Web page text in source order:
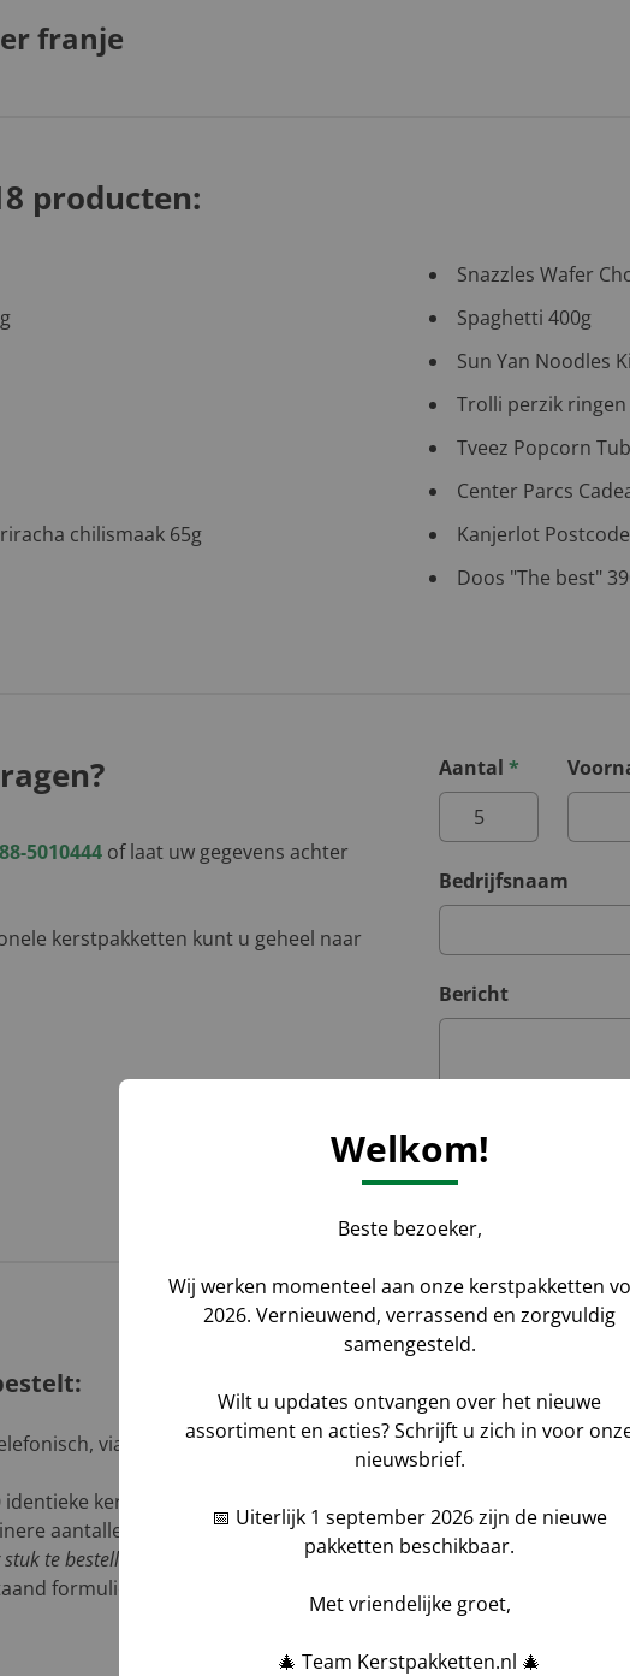
franje
producten:
chilismaak 65g
Snazzles Wafer
Spaghetti 400g
Sun Yan Noodles
Trolli perzik ringen
Tveez Popcorn
Center Parcs
Kanjerlot
Doos "The best"
5010444 of laat uw gegevens achter
kerstpakketten kunt u geheel naar
Aantal *
Bedrijfsnaam
Bericht
via een offerte of in showroom
kerstpakketten (min. €2.500
aantallen hebben wij een zeer
te bestellen kerstpakketten
formulier en ontvang binnen 1
Bestelling
HIER
voor de
Geen
niets gevonden?
Foutmelding
teleurstelling te
Voor meer
Welkom!
Beste bezoeker,
Wij werken momenteel aan onze kerstpakketten
2026. Vernieuwend, verrassend en zorgvuldig
samengesteld.
Wilt u updates ontvangen over het nieuwe
assortiment en acties? Schrijft u zich in voor
nieuwsbrief.
📅 Uiterlijk 1 september 2026 zijn de nieuwe
pakketten beschikbaar.
Met vriendelijke groet,
🎄 Team Kerstpakketten.nl 🎄